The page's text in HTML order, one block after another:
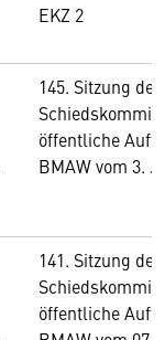
EKZ 2
145. Sitzung
öffentliche
BMAW vom 3.
141. Sitzung
öffentliche